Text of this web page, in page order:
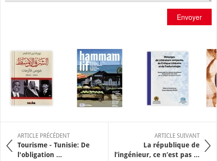
Envoyer
ARTICLE PRÉCÉDENT
Tourisme - Tunisie: De
l'obligation ...
ARTICLE SUIVANT
La république de
l’ingénieur, ce n’est pas ...